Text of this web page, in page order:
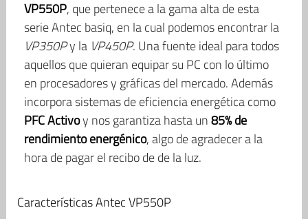
VP550P, que pertenece a la gama alta de esta
serie Antec basiq, en la cual podemos encontrar la
VP350Py la VP450P. Una fuente ideal para todos
aquellos que quieran equipar su PC con lo último
en procesadores y gráficas del mercado. Además
incorpora sistemas de eficiencia energética como
PFC Activoy nos garantiza hasta un85% de
rendimiento energénico, algo de agradecer a la
hora de pagar el recibo de de la luz.
Características Antec VP550P